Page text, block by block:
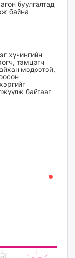
буулгалтад
байна
хүчингийн
тэмцэгч
мэдээтэй,
байгааг